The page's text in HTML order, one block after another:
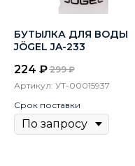
БУТЫЛКА ДЛЯ ВОДЫ
JÖGEL JA-233
224 ₽ 299 ₽
Артикул: УТ-00015937
Срок поставки